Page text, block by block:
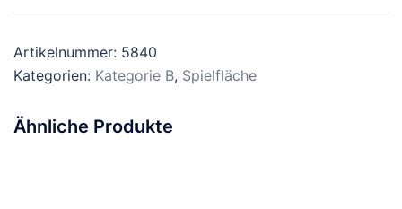
Artikelnummer: 5840
Kategorien: Kategorie B, Spielfläche
Ähnliche Produkte